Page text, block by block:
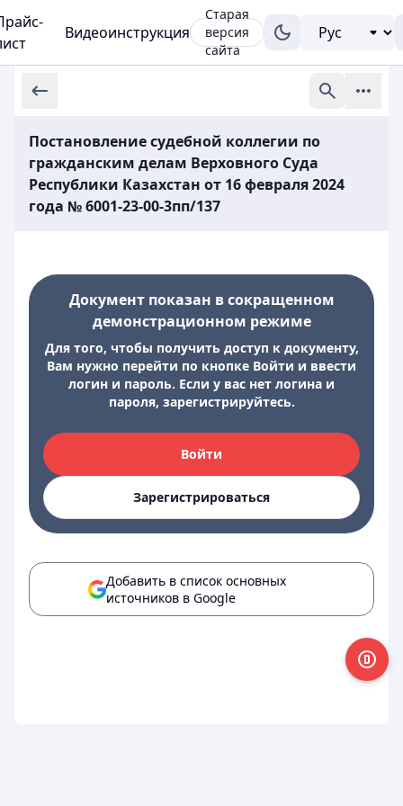
Видеоинструкция
Старая
версия
сайта
Постановление судебной коллегии по
гражданским делам Верховного Суда
Республики Казахстан от 16 февраля 2024
года № 6001-23-00-3пп/137
Документ показан в сокращенном
демонстрационном режиме
Для того, чтобы получить доступ к документу,
Вам нужно перейти по кнопке Войти и ввести
логин и пароль. Если у вас нет логина и
пароля, зарегистрируйтесь.
Войти
Зарегистрироваться
Добавить в список основных
источников в Google